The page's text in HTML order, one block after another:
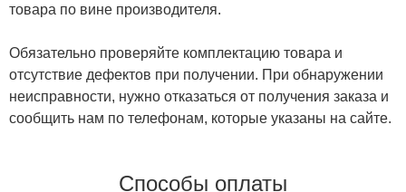
товара по вине производителя.
Обязательно проверяйте комплектацию товара и
отсутствие дефектов при получении. При обнаружении
неисправности, нужно отказаться от получения заказа и
сообщить нам по телефонам, которые указаны на сайте.
Способы оплаты